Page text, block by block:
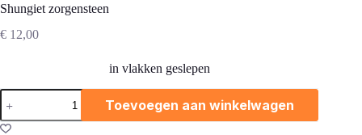
Shungiet zorgensteen
€ 12,00
in vlakken geslepen
Shungiet
zorgensteen
aantal
Toevoegen aan winkelwagen